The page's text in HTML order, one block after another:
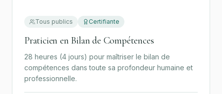
Tous publics Certifiante
Praticien en Bilan de Compétences
28 heures (4 jours) pour maîtriser le bilan de
compétences dans toute sa profondeur humaine et
professionnelle.